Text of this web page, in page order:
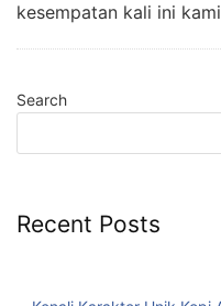
kesempatan kali ini
Search
Recent Posts